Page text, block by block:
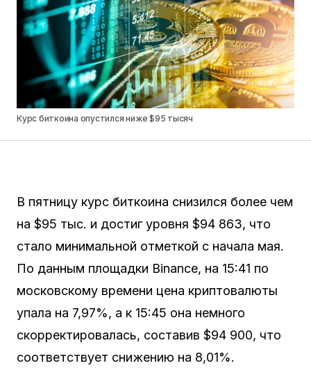
Курс биткоина опустился ниже $95 тысяч
В пятницу курс биткоина снизился более чем
на $95 тыс. и достиг уровня $94 863, что
стало минимальной отметкой с начала мая.
По данным площадки Binance, на 15:41 по
московскому времени цена криптовалюты
упала на 7,97%, а к 15:45 она немного
скорректировалась, составив $94 900, что
соответствует снижению на 8,01%.